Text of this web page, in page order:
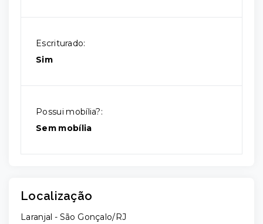
Escriturado:
Sim
Possui mobília?:
Sem mobília
Localização
Laranjal - São Gonçalo/RJ